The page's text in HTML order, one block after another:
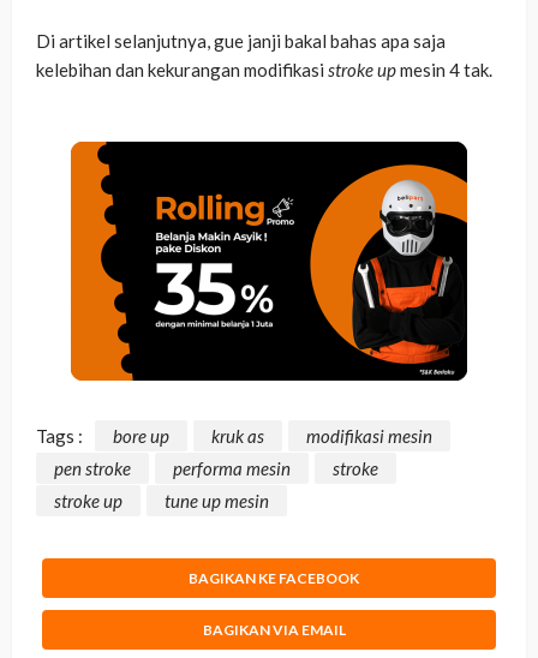
Di artikel selanjutnya, gue janji bakal bahas apa saja
kelebihan dan kekurangan modifikasi stroke upmesin 4 tak.
Tags : bore up kruk as
modifikasi mesin
pen stroke
performa mesin
stroke
stroke up
tune up mesin
BAGIKAN KE FACEBOOK
BAGIKAN VIA EMAIL